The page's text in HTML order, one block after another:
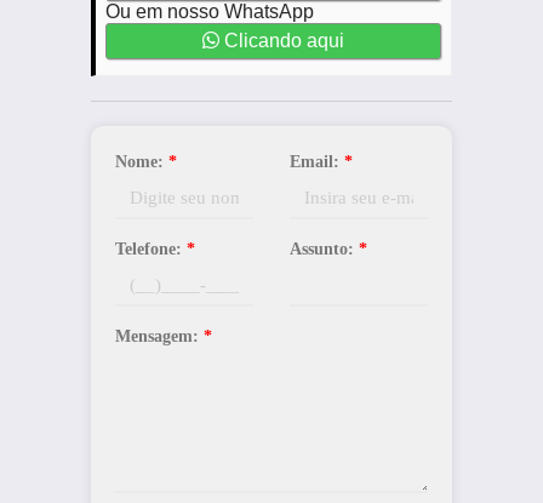
Ou em nosso WhatsApp
Clicando aqui
Nome: * Email: *
Telefone: * Assunto: *
Mensagem: *